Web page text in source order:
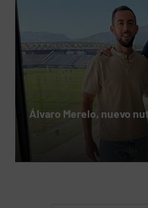
Álvaro Merelo, nuevo